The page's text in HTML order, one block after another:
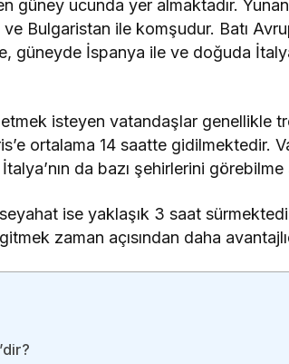
güney ucunda yer almaktadır.
Bulgaristan ile komşudur. Batı
güneyde İspanya ile ve doğuda
etmek isteyen vatandaşlar genellikle
ortalama 14 saatte gidilmektedir.
da bazı şehirlerini görebilme
ise yaklaşık 3 saat
zaman açısından daha